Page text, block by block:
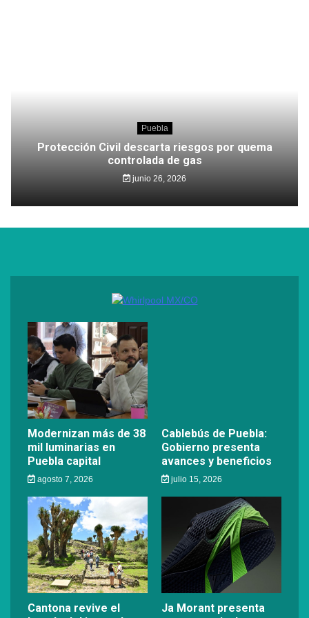
Puebla
Protección Civil descarta riesgos por quema
controlada de gas
junio 26, 2026
Modernizan más de 38
mil luminarias en
Puebla capital
agosto 7, 2026
Cablebús de Puebla:
Gobierno presenta
avances y beneficios
julio 15, 2026
Cantona revive el
Ja Morant presenta